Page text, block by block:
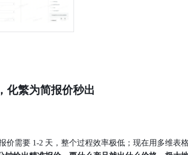
化繁为简报价秒出
价需要 1-2 天，整个过程效率极低；现在用多维表